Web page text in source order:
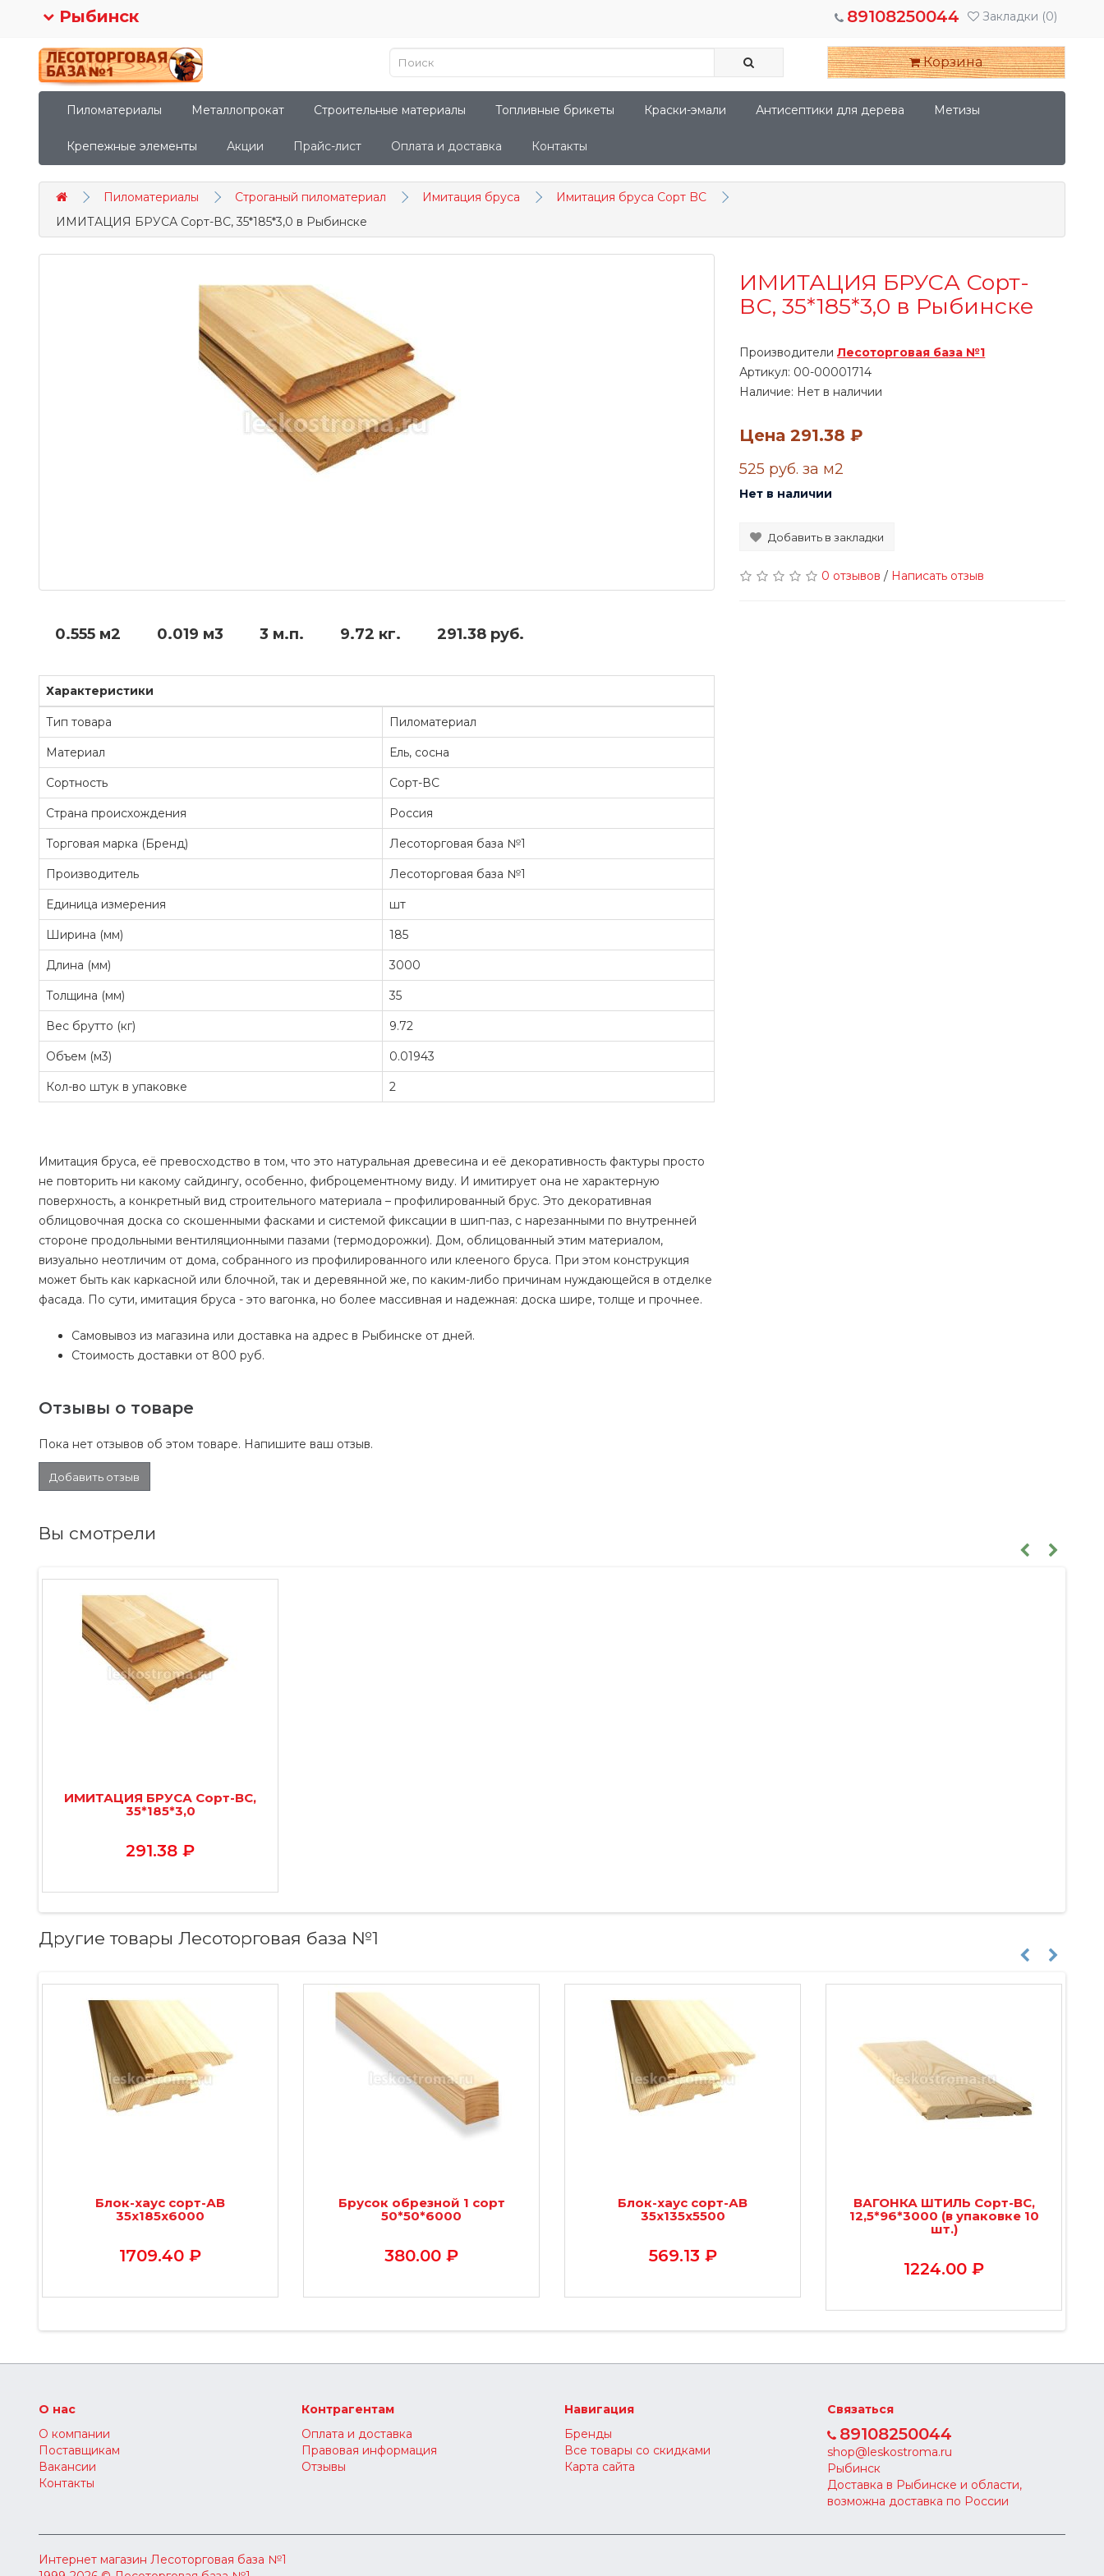
Рыбинск Закладки (0)
89108250044
Корзина
Пиломатериалы Металлопрокат Строительные материалы Топливные брикеты Краски-эмали Антисептики для дерева Метизы
Крепежные элементы Акции Прайс-лист Оплата и доставка Контакты
Пиломатериалы Строганый пиломатериал Имитация бруса
Имитация бруса Сорт BC
ИМИТАЦИЯ БРУСА Сорт-ВС, 35*185*3,0 в Рыбинске
ИМИТАЦИЯ БРУСА Сорт-
ВС, 35*185*3,0 в Рыбинске
ПроизводителиЛесоторговая база №1
Артикул: 00-00001714
Наличие: Нет в наличии
Цена291.38 ₽
525 руб. за м2
Нет в наличии
Добавить в закладки
0 отзывов / Написать отзыв
0.555 м2 0.019 м3 3 м.п. 9.72 кг. 291.38 руб.
Характеристики
Тип товара Пиломатериал
Материал Ель, сосна
Сортность Сорт-ВС
Страна происхождения Россия
Торговая марка (Бренд) Лесоторговая база №1
Производитель Лесоторговая база №1
Единица измерения шт
Ширина (мм) 185
Длина (мм) 3000
Толщина (мм) 35
Вес брутто (кг) 9.72
Объем (м3) 0.01943
Кол-во штук в упаковке 2
Имитация бруса, её превосходство в том, что это натуральная древесина и её декоративность фактуры просто
не повторить ни какому сайдингу, особенно, фиброцементному виду. И имитирует она не характерную
поверхность, а конкретный вид строительного материала – профилированный брус. Это декоративная
облицовочная доска со скошенными фасками и системой фиксации в шип-паз, с нарезанными по внутренней
стороне продольными вентиляционными пазами (термодорожки). Дом, облицованный этим материалом,
визуально неотличим от дома, собранного из профилированного или клееного бруса. При этом конструкция
может быть как каркасной или блочной, так и деревянной же, по каким-либо причинам нуждающейся в отделке
фасада. По сути, имитация бруса - это вагонка, но более массивная и надежная: доска шире, толще и прочнее.
Самовывоз из магазина или доставка на адрес в Рыбинске от дней.
Стоимость доставки от 800 руб.
Отзывы о товаре
Пока нет отзывов об этом товаре. Напишите ваш отзыв.
Добавить отзыв
Вы смотрели
ИМИТАЦИЯ БРУСА Сорт-ВС,
35*185*3,0
291.38 ₽
Другие товары Лесоторговая база №1
Блок-хаус сорт-АВ
35х185х6000
1709.40 ₽
Брусок обрезной 1 сорт
50*50*6000
380.00 ₽
Блок-хаус сорт-АВ
35х135х5500
569.13 ₽
ВАГОНКА ШТИЛЬ Сорт-BС,
12,5*96*3000 (в упаковке 10
шт.)
1224.00 ₽
О нас
О компании
Поставщикам
Вакансии
Контакты
Контрагентам
Оплата и доставка
Правовая информация
Отзывы
Навигация
Бренды
Все товары со скидками
Карта сайта
Связаться
89108250044
shop@leskostroma.ru
Рыбинск
Доставка в Рыбинске и области,
возможна доставка по России
Интернет магазин Лесоторговая база №1